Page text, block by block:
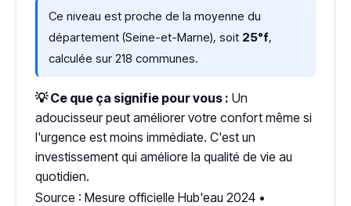
Ce niveau est proche de la moyenne du
département (Seine-et-Marne), soit 25°f,
calculée sur 218 communes.
💡 Ce que ça signifie pour vous : Un
adoucisseur peut améliorer votre confort même si
l'urgence est moins immédiate. C'est un
investissement qui améliore la qualité de vie au
quotidien.
Source : Mesure officielle Hub'eau 2024 •